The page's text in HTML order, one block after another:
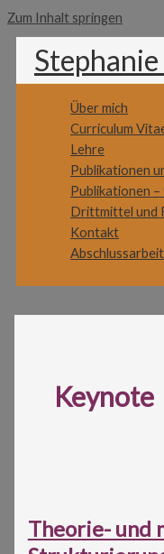
Zum Inhalt springen
Über mich
Curriculum
Lehre
Publikationen
Publikationen
Drittmittel und
Kontakt
Keynote
Theorie- und